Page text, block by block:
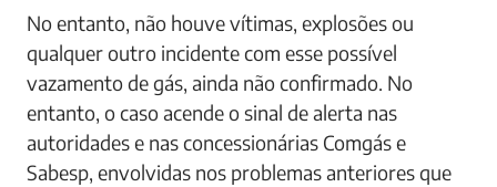
No entanto, não houve vítimas, explosões ou
qualquer outro incidente com esse possível
vazamento de gás, ainda não confirmado. No
entanto, o caso acende o sinal de alerta nas
autoridades e nas concessionárias Comgás e
Sabesp, envolvidas nos problemas anteriores que